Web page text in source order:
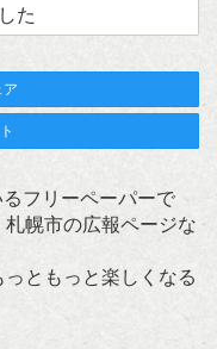
た
フリーペーパーで
幌市の広報ページな
ともっと楽しくなる